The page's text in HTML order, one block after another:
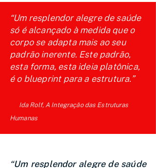
“Um resplendor alegre de saúde
só é alcançado à medida que o
corpo se adapta mais ao seu
padrão inerente. Este padrão,
esta forma, esta ideia platônica,
é o blueprint para a estrutura.”
Ida Rolf, A Integração das Estruturas
Humanas
“Um resplendor alegre de saúde